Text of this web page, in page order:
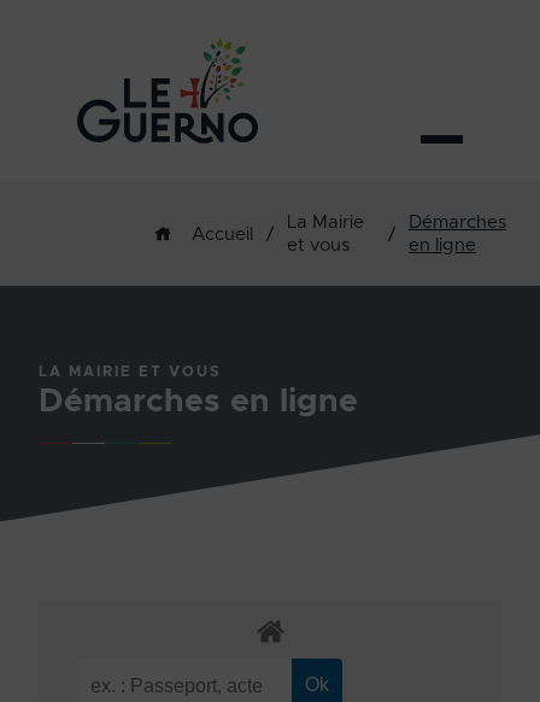
Accueil /
La Mairie
et vous
/
Démarches
en ligne
LA MAIRIE ET VOUS
Démarches en ligne